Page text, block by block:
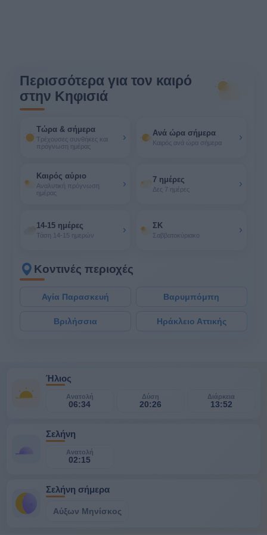
Περισσότερα για τον καιρό
στην Κηφισιά
Τώρα & σήμερα
Τρέχουσες συνθήκες και
πρόγνωση ημέρας
› Ανά ώρα σήμερα
Καιρός ανά ώρα σήμερα ›
Καιρός αύριο
Αναλυτική πρόγνωση
ημέρας
› 7 ημέρες
Δες 7 ημέρες ›
14-15 ημέρες
Τάση 14-15 ημερών › ΣΚ
Σαββατοκύριακο ›
Κοντινές περιοχές
Αγία Παρασκευή Βαρυμπόμπη
Βριλήσσια Ηράκλειο Αττικής
Ήλιος
Ανατολή
06:34
Δύση
20:26
Διάρκεια
13:52
Σελήνη
Ανατολή
02:15
Σελήνη σήμερα
Αύξων Μηνίσκος